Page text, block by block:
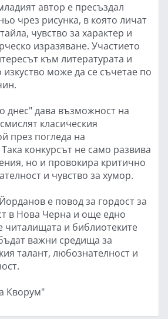
автор е пресъздал
чрез рисунка, в която личат
чувство за характер и
изразяване. Участието
към литературата и
може да се съчетае по
днес" дава възможност на
класическия
през погледа на
конкурсът не само развива
но и провокира критично
и чувство за хумор.
е повод за гордост за
в Нова Черна и още едно
читалищата и библиотеките
важни средища за
талант, любознателност и
Кворум"